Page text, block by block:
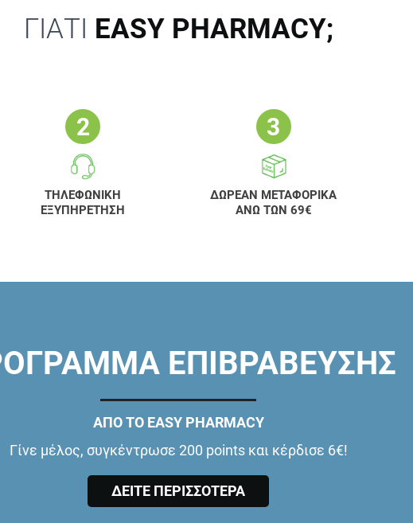
ΓΙΑΤΙ EASY PHARMACY;
ΤΗΛΕΦΩΝΙΚΗ
ΕΞΥΠΗΡΕΤΗΣΗ
ΔΩΡΕΑΝ ΜΕΤΑΦΟΡΙΚΑ
ΑΝΩ ΤΩΝ 69€
ΕΠΙΒΡΑΒΕΥΣΗΣ
ΑΠΟ ΤΟ EASY PHARMACY
Γίνε μέλος, συγκέντρωσε 200 points και κέρδισε 6€!
ΔΕΙΤΕ ΠΕΡΙΣΣΟΤΕΡΑ